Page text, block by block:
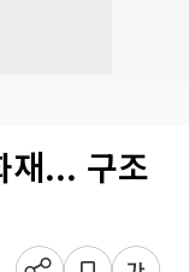
재... 구조